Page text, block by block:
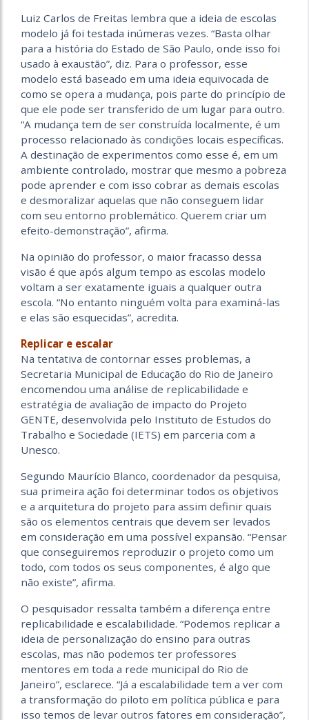
Luiz Carlos de Freitas lembra que a ideia de escolas
modelo já foi testada inúmeras vezes. “Basta olhar
para a história do Estado de São Paulo, onde isso foi
usado à exaustão”, diz. Para o professor, esse
modelo está baseado em uma ideia equivocada de
como se opera a mudança, pois parte do princípio de
que ele pode ser transferido de um lugar para outro.
“A mudança tem de ser construída localmente, é um
processo relacionado às condições locais específicas.
A destinação de experimentos como esse é, em um
ambiente controlado, mostrar que mesmo a pobreza
pode aprender e com isso cobrar as demais escolas
e desmoralizar aquelas que não conseguem lidar
com seu entorno problemático. Querem criar um
efeito-demonstração”, afirma.
Na opinião do professor, o maior fracasso dessa
visão é que após algum tempo as escolas modelo
voltam a ser exatamente iguais a qualquer outra
escola. “No entanto ninguém volta para examiná-las
e elas são esquecidas”, acredita.
Replicar e escalar
Na tentativa de contornar esses problemas, a
Secretaria Municipal de Educação do Rio de Janeiro
encomendou uma análise de replicabilidade e
estratégia de avaliação de impacto do Projeto
GENTE, desenvolvida pelo Instituto de Estudos do
Trabalho e Sociedade (IETS) em parceria com a
Unesco.
Segundo Maurício Blanco, coordenador da pesquisa,
sua primeira ação foi determinar todos os objetivos
e a arquitetura do projeto para assim definir quais
são os elementos centrais que devem ser levados
em consideração em uma possível expansão. “Pensar
que conseguiremos reproduzir o projeto como um
todo, com todos os seus componentes, é algo que
não existe”, afirma.
O pesquisador ressalta também a diferença entre
replicabilidade e escalabilidade. “Podemos replicar a
ideia de personalização do ensino para outras
escolas, mas não podemos ter professores
mentores em toda a rede municipal do Rio de
Janeiro”, esclarece. “Já a escalabilidade tem a ver com
a transformação do piloto em política pública e para
isso temos de levar outros fatores em consideração”,